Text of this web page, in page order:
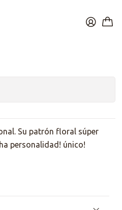
Su patrón floral súper
personalidad! único!